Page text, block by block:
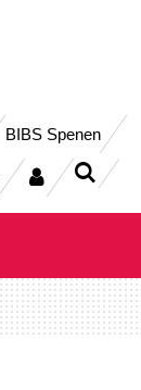
BIBS Spenen